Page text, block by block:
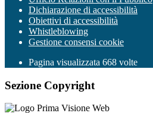
Dichiarazione di accessibilità
Obiettivi di accessibilità
Whistleblowing
Gestione consensi cookie
Pagina visualizzata 668 volte
Sezione Copyright